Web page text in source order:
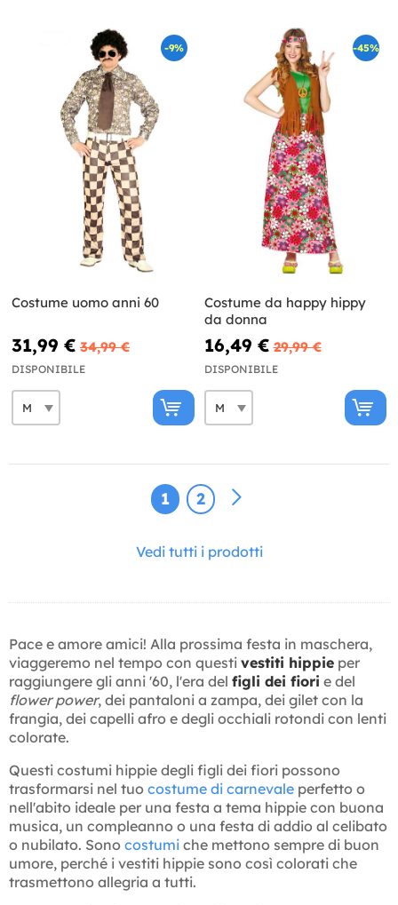
-9%
Costume uomo anni 60
31,99 € 34,99 €
DISPONIBILE
-45%
Costume da happy hippy
da donna
16,49 € 29,99 €
DISPONIBILE
1 2
Vedi tutti i prodotti
Pace e amore amici! Alla prossima festa in maschera,
viaggeremo nel tempo con questi vestiti hippie per
raggiungere gli anni '60, l'era del figli dei fiori e del
flower power, dei pantaloni a zampa, dei gilet con la
frangia, dei capelli afro e degli occhiali rotondi con lenti
colorate.
Questi costumi hippie degli figli dei fiori possono
trasformarsi nel tuo costume di carnevale perfetto o
nell'abito ideale per una festa a tema hippie con buona
musica, un compleanno o una festa di addio al celibato
o nubilato. Sono costumi che mettono sempre di buon
umore, perché i vestiti hippie sono così colorati che
trasmettono allegria a tutti.